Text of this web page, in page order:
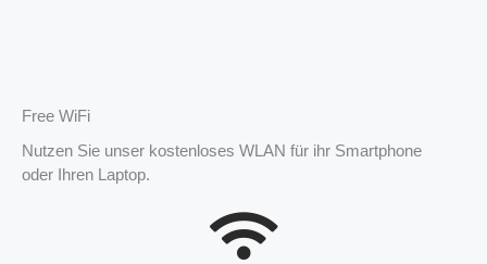
Free WiFi
Nutzen Sie unser kostenloses WLAN für ihr Smartphone
oder Ihren Laptop.